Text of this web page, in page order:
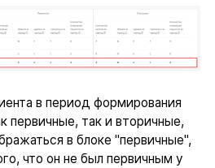
в период формирования
первичные, так и вторичные,
в блоке "первичные",
что он не был первичным у